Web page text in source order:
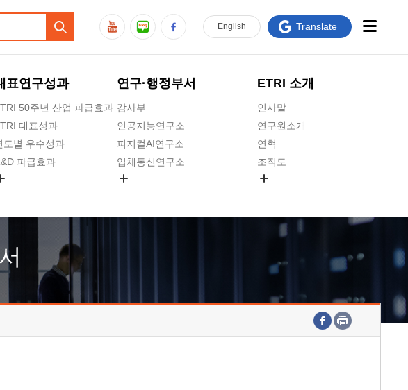
표연구성과
50주년 산업 파급효과
대표성과
도별 우수성과
파급효과
연구·행정부서
감사부
인공지능연구소
피지컬AI연구소
입체통신연구소
호남권연구본부
기획본부
ETRI 소개
인사말
연구원소개
연혁
조직도
연구원 고객헌장
주요업무연락처
English Translate